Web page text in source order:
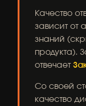
Качество
зависит от
знаний
продукта).
отвечает
Со своей
качество